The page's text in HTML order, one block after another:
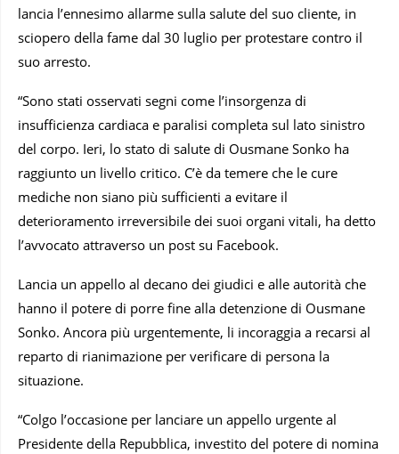
lancia l’ennesimo allarme sulla salute del suo cliente, in
sciopero della fame dal 30 luglio per protestare contro il
suo arresto.
“Sono stati osservati segni come l’insorgenza di
insufficienza cardiaca e paralisi completa sul lato sinistro
del corpo. Ieri, lo stato di salute di Ousmane Sonko ha
raggiunto un livello critico. C’è da temere che le cure
mediche non siano più sufficienti a evitare il
deterioramento irreversibile dei suoi organi vitali, ha detto
l’avvocato attraverso un post su Facebook.
Lancia un appello al decano dei giudici e alle autorità che
hanno il potere di porre fine alla detenzione di Ousmane
Sonko. Ancora più urgentemente, li incoraggia a recarsi al
reparto di rianimazione per verificare di persona la
situazione.
“Colgo l’occasione per lanciare un appello urgente al
Presidente della Repubblica, investito del potere di nomina